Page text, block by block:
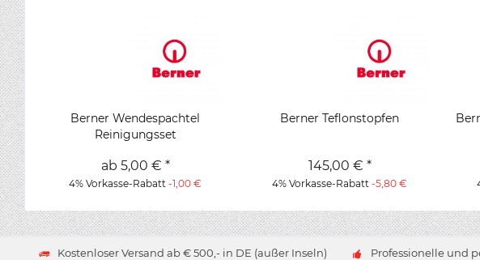
Berner Wendespachtel
Reinigungsset
ab 5,00 € *
4% Vorkasse-Rabatt-1,00 €
Berner Teflonstopfen
145,00 € *
4% Vorkasse-Rabatt-5,80 €
Kostenloser Versand ab € 500,- in DE (außer Inseln) Professionelle und